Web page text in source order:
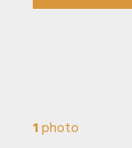
1photo